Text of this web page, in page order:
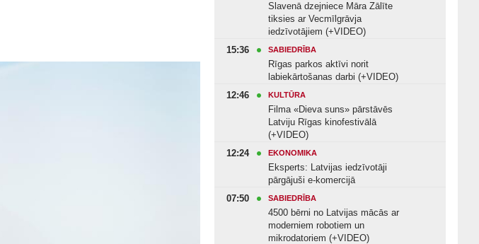
Slavenā dzejniece Māra Zālīte
tiksies ar Vecmīlgrāvja
iedzīvotājiem (+VIDEO)
15:36
SABIEDRĪBA
Rīgas parkos aktīvi norit
labiekārtošanas darbi (+VIDEO)
12:46
KULTŪRA
Filma «Dieva suns» pārstāvēs
Latviju Rīgas kinofestivālā
(+VIDEO)
12:24
EKONOMIKA
Eksperts: Latvijas iedzīvotāji
pārgājuši e-komercijā
07:50
SABIEDRĪBA
4500 bērni no Latvijas mācās ar
moderniem robotiem un
mikrodatoriem (+VIDEO)